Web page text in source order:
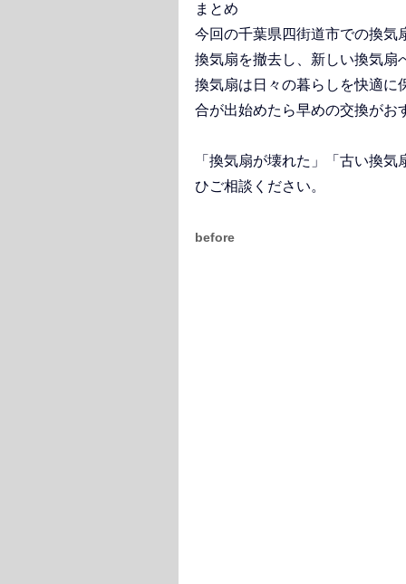
まとめ
今回の千葉県四街道市での換気
換気扇を撤去し、新しい換気扇
換気扇は日々の暮らしを快適に
合が出始めたら早めの交換がお
「換気扇が壊れた」「古い換
ひご相談ください。
before